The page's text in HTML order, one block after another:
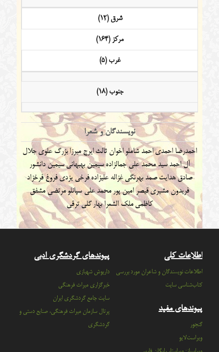
شرق (12)
مرکز (164)
غرب (5)
جنوب (18)
نویسندگان و شعرا
احمدرضا احمدیاحمد شاملو اخوان ثالثایرج میرزابزرگ علوی جلال
آل احمدسید محمد علی جمالزادهسیمین بهبهانیسیمین دانشور
صادق هدایتصمد بهرنگی غزاله علیزادهفرخی یزدی فروغ فرخزاد
فریدون مشیری قیصر امین پورمحمد علی سپانلومرتضی مشفق
کاظمی ملک الشعرا بهار گلی ترقی
اطلاعات کلی
اطلاعات نویسندگان و شاعران مورد بررسی
کتاب‌شناسی سایت
پیوندهای مفید
گنجور
ویراست‌لایو
پیوندهای گردشگری ادبی
داریوش شهبازی
خبرگزاری میراث فرهنگی
سايت جامع گردشگري ايران
پرتال سازمان ميراث فرهنگي، صنايع دستي و
گردشگري